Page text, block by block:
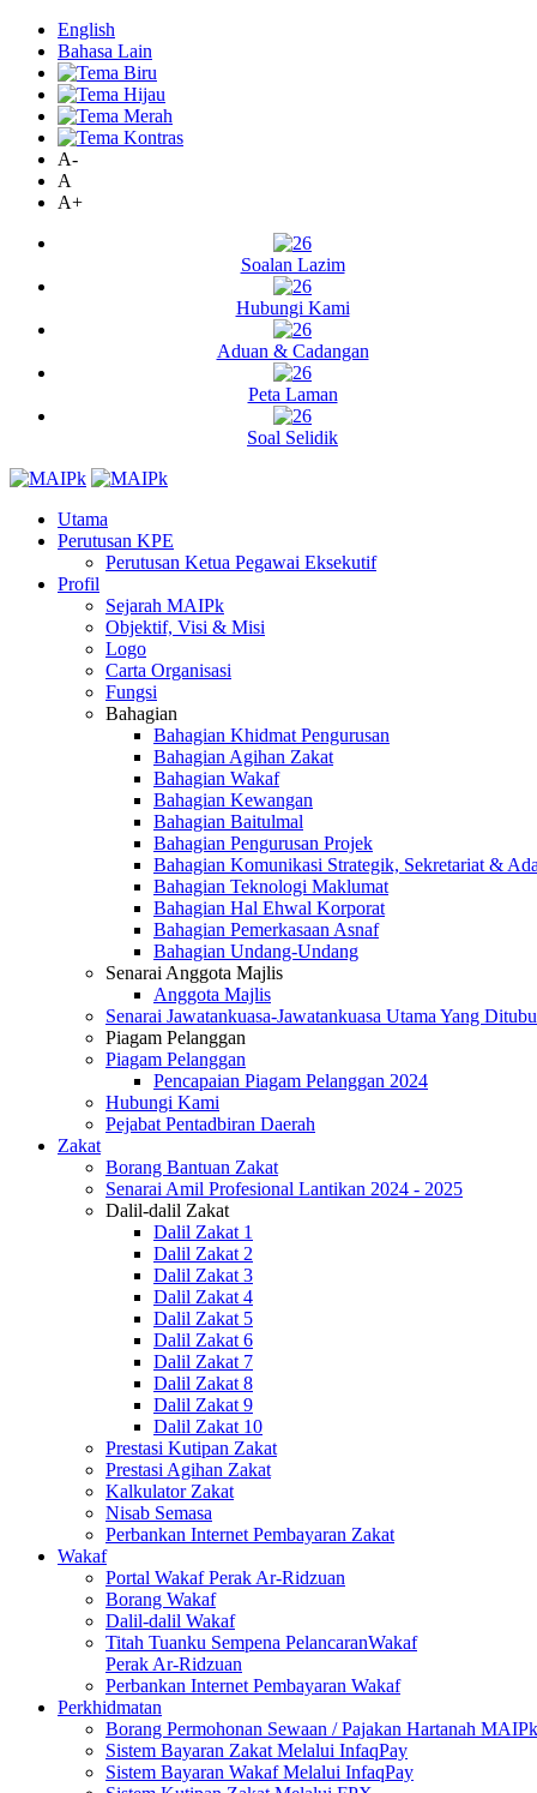
English
Bahasa Lain
A-
A
A+
Soalan Lazim
Hubungi Kami
Aduan & Cadangan
Peta Laman
Soal Selidik
Utama
Perutusan KPE
Perutusan Ketua Pegawai Eksekutif
Profil
Sejarah MAIPk
Objektif, Visi & Misi
Logo
Carta Organisasi
Fungsi
Bahagian
Bahagian Khidmat Pengurusan
Bahagian Agihan Zakat
Bahagian Wakaf
Bahagian Kewangan
Bahagian Baitulmal
Bahagian Pengurusan Projek
Bahagian Komunikasi Strategik, Sekretariat &
Bahagian Teknologi Maklumat
Bahagian Hal Ehwal Korporat
Bahagian Pemerkasaan Asnaf
Bahagian Undang-Undang
Senarai Anggota Majlis
Anggota Majlis
Senarai Jawatankuasa-Jawatankuasa Utama Yang
Piagam Pelanggan
Piagam Pelanggan
Pencapaian Piagam Pelanggan 2024
Hubungi Kami
Pejabat Pentadbiran Daerah
Zakat
Borang Bantuan Zakat
Senarai Amil Profesional Lantikan 2024 - 2025
Dalil-dalil Zakat
Dalil Zakat 1
Dalil Zakat 2
Dalil Zakat 3
Dalil Zakat 4
Dalil Zakat 5
Dalil Zakat 6
Dalil Zakat 7
Dalil Zakat 8
Dalil Zakat 9
Dalil Zakat 10
Prestasi Kutipan Zakat
Prestasi Agihan Zakat
Kalkulator Zakat
Nisab Semasa
Perbankan Internet Pembayaran Zakat
Wakaf
Portal Wakaf Perak Ar-Ridzuan
Borang Wakaf
Dalil-dalil Wakaf
Titah Tuanku Sempena PelancaranWakaf
Perak Ar-Ridzuan
Perbankan Internet Pembayaran Wakaf
Perkhidmatan
Borang Permohonan Sewaan / Pajakan Hartanah MAIPk
Sistem Bayaran Zakat Melalui InfaqPay
Sistem Bayaran Wakaf Melalui InfaqPay